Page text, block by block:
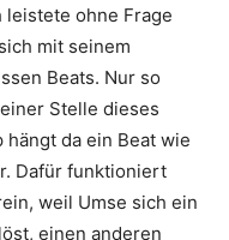
leistete ohne Frage
mit seinem
Beats. Nur so
Stelle dieses
da ein Beat wie
Dafür funktioniert
weil Umse sich ein
einen anderen